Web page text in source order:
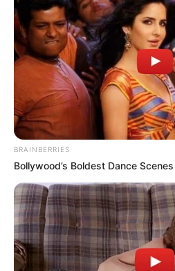
BRAINBERRIES
Bollywood’s Boldest Dance